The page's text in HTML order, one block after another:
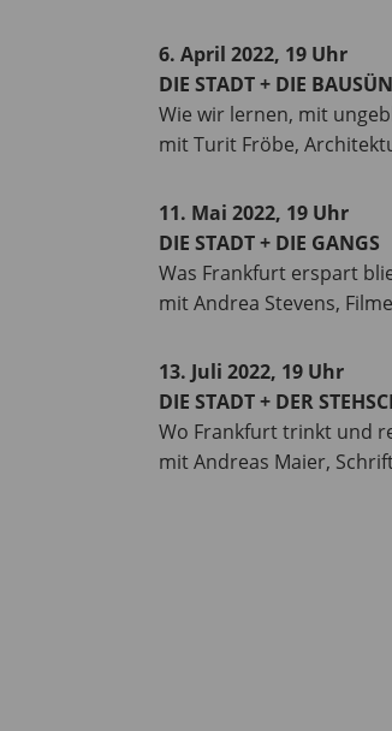
6. April 2022, 19 Uhr
DIE STADT + DIE
Wie wir lernen, mit
mit Turit Fröbe,
11. Mai 2022, 19 Uhr
DIE STADT + DIE GANGS
Was Frankfurt erspart
mit Andrea Stevens,
13. Juli 2022, 19 Uhr
DIE STADT + DER
Wo Frankfurt trinkt und
mit Andreas Maier,